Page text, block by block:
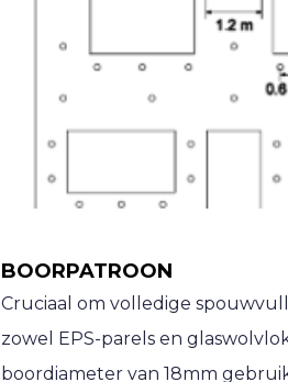
BOORPATROON
Cruciaal om volledige
zowel EPS-parels en
boordiameter van 18mm